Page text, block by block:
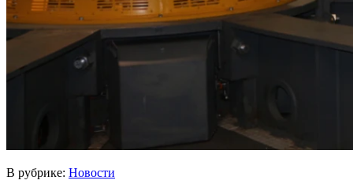
В рубрике: Новости